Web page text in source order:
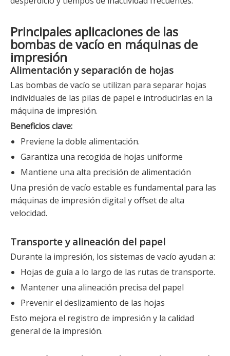
Principales aplicaciones de las
bombas de vacío en máquinas de
impresión
Alimentación y separación de hojas
Las bombas de vacío se utilizan para separar hojas
individuales de las pilas de papel e introducirlas en la
máquina de impresión.
Beneficios clave:
Previene la doble alimentación.
Garantiza una recogida de hojas uniforme
Mantiene una alta precisión de alimentación
Una presión de vacío estable es fundamental para las
máquinas de impresión digital y offset de alta
velocidad.
Transporte y alineación del papel
Durante la impresión, los sistemas de vacío ayudan a:
Hojas de guía a lo largo de las rutas de transporte.
Mantener una alineación precisa del papel
Prevenir el deslizamiento de las hojas
Esto mejora el registro de impresión y la calidad
general de la impresión.